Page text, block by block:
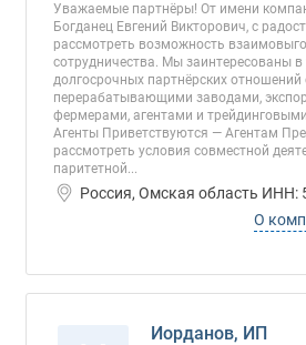
Уважаемые партнёры! От имени
Богданец Евгений Викторович, с
рассмотреть возможность
сотрудничества. Мы заинтересованы в
долгосрочных партнёрских отношений
перерабатывающими заводами,
фермерами, агентами и
Агенты Приветствуются — Агентам
рассмотреть условия совместной
паритетной...
Россия, Омская область ИНН:
О
Иорданов, ИП